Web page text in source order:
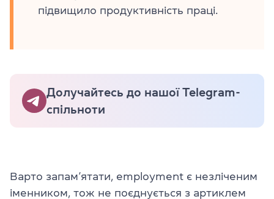
підвищило продуктивність праці.
Долучайтесь до нашої Telegram-
спільноти
Варто запам’ятати, employment є незліченим
іменником, тож не поєднується з артиклем